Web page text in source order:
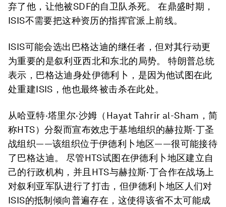
弃了他，让他被SDF的自卫队杀死。 在鼎盛时期，
ISIS不需要把这种资历的指挥官派上前线。
ISIS可能会选出巴格达迪的继任者，但对其行动更
为重要的是叙利亚西北和东北的局势。 特朗普总统
表示，巴格达迪身处伊德利卜，是因为他试图在此
处重建ISIS，他也最终被击杀在此处。
从哈亚特·塔里尔·沙姆（Hayat Tahrir al-Sham，简
称HTS）分裂而宣布效忠于基地组织的赫拉斯·丁圣
战组织——该组织位于伊德利卜地区——很可能接待
了巴格达迪。 尽管HTS试图在伊德利卜地区建立自
己的行政机构，并且HTS与赫拉斯·丁合作在战场上
对叙利亚军队进行了打击，但伊德利卜地区人们对
ISIS的抵制倾向普遍存在，这使得该省不太可能成